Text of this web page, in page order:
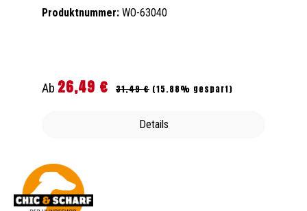
Produktnummer: WO-63040
Verkaufspreis:
Ab 26,49 € Regulärer Preis:
31,49 € (15.88% gespart)
Details